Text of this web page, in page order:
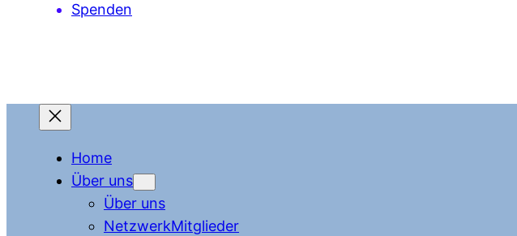
Spenden
Home
Über uns
Über uns
NetzwerkMitglieder